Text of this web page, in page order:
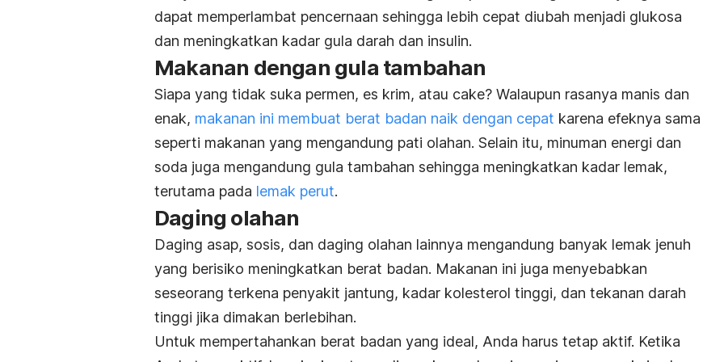
dapat memperlambat pencernaan sehingga lebih cepat diubah menjadi glukosa
dan meningkatkan kadar gula darah dan insulin.
Makanan dengan gula tambahan
Siapa yang tidak suka permen, es krim, atau cake? Walaupun rasanya manis dan
enak, makanan ini membuat berat badan naik dengan cepat karena efeknya sama
seperti makanan yang mengandung pati olahan. Selain itu, minuman energi dan
soda juga mengandung gula tambahan sehingga meningkatkan kadar lemak,
terutama pada lemak perut.
Daging olahan
Daging asap, sosis, dan daging olahan lainnya mengandung banyak lemak jenuh
yang berisiko meningkatkan berat badan. Makanan ini juga menyebabkan
seseorang terkena penyakit jantung, kadar kolesterol tinggi, dan tekanan darah
tinggi jika dimakan berlebihan.
Untuk mempertahankan berat badan yang ideal, Anda harus tetap aktif. Ketika